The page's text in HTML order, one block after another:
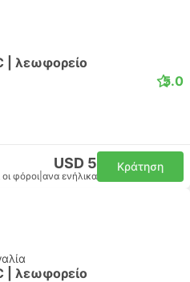
| λεωφορείο
5.0
USD 5
φόροι ανα ενήλικα
Κράτηση
| λεωφορείο